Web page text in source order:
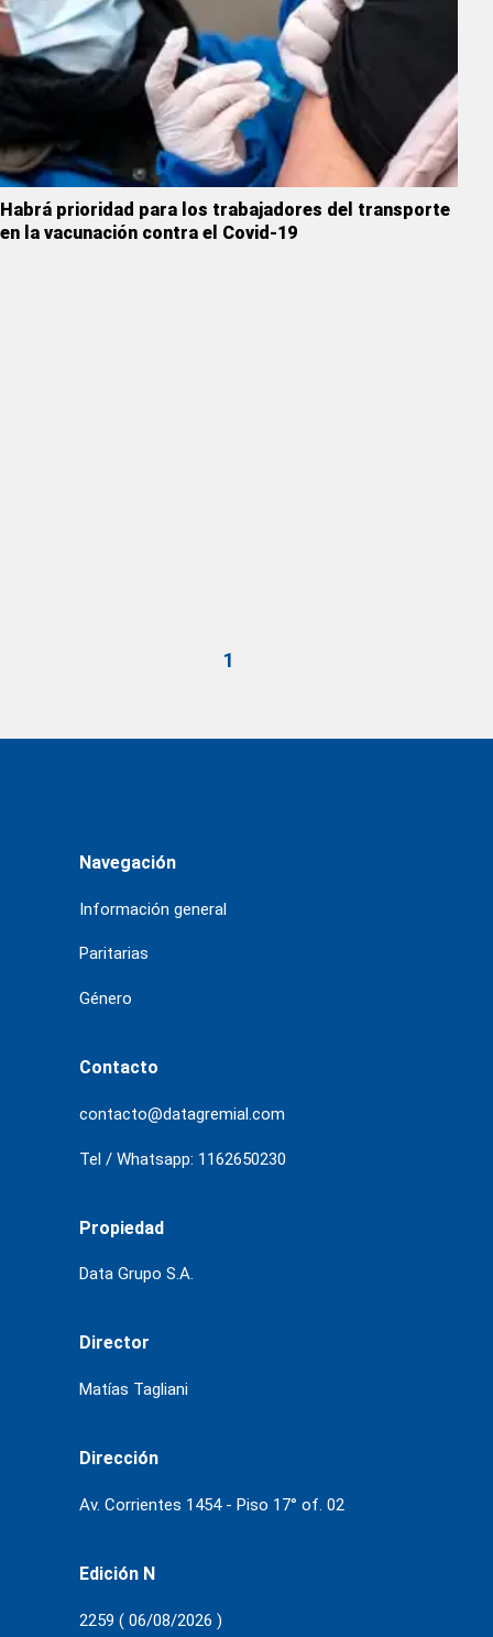
Habrá prioridad para los trabajadores del transporte
en la vacunación contra el Covid-19
1
Navegación
Información general
Paritarias
Género
Contacto
contacto@datagremial.com
Tel / Whatsapp: 1162650230
Propiedad
Data Grupo S.A.
Director
Matías Tagliani
Dirección
Av. Corrientes 1454 - Piso 17° of. 02
Edición N
2259 ( 06/08/2026 )